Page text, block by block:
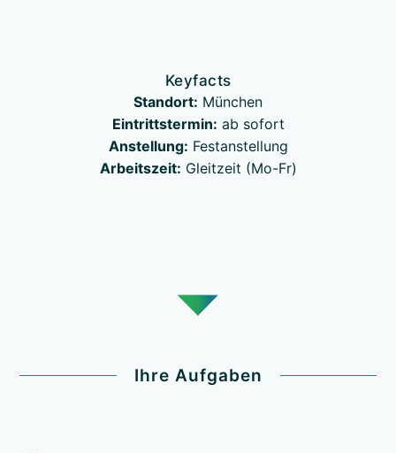
Keyfacts
Standort: München
Eintrittstermin: ab sofort
Anstellung: Festanstellung
Arbeitszeit: Gleitzeit (Mo-Fr)
Ihre Aufgaben